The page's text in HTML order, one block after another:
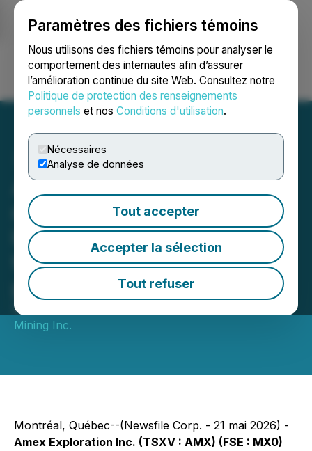
Paramètres des fichiers témoins
Nous utilisons des fichiers témoins pour analyser le
comportement des internautes afin d’assurer
l’amélioration continue du site Web. Consultez notre
Politique de protection des renseignements
personnels et nos Conditions d'utilisation.
Nécessaires
Analyse de données
Tout accepter
Accepter la sélection
Tout refuser
Ouvrir une session Recherche English
Amex Exploration lève 59
millions $ CA au total avec
la clôture de la deuxième
tranche de son placement
privé
May 21, 2026 5:35 PM EDT | Source:
Mining Inc.
Montréal, Québec--(Newsfile Corp. - 21 mai 2026) -
Amex Exploration Inc. (TSXV : AMX) (FSE : MX0)